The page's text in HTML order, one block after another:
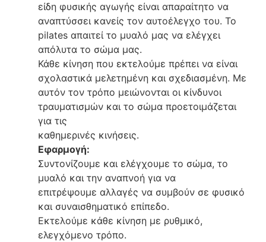
είδη φυσικής αγωγής είναι απαραίτητο να
αναπτύσσει κανείς τον αυτοέλεγχο του. Το
pilates απαιτεί το μυαλό μας να ελέγχει
απόλυτα το σώμα μας.
Κάθε κίνηση που εκτελούμε πρέπει να είναι
σχολαστικά μελετημένη και σχεδιασμένη. Με
αυτόν τον τρόπο μειώνονται οι κίνδυνοι
τραυματισμών και το σώμα προετοιμάζεται
για τις
καθημερινές κινήσεις.
Εφαρμογή:
Συντονίζουμε και ελέγχουμε το σώμα, το
μυαλό και την αναπνοή για να
επιτρέψουμε αλλαγές να συμβούν σε φυσικό
και συναισθηματικό επίπεδο.
Εκτελούμε κάθε κίνηση με ρυθμικό,
ελεγχόμενο τρόπο.